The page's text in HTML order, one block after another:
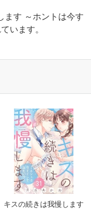
ます ～ホントは今す
います。
キスの続きは我慢します